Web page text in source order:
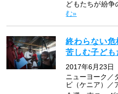
どもたちが紛争
む»
終わらない
苦しむ子ども
2017年6月23日
ニューヨーク／
ビ（ケニア）／